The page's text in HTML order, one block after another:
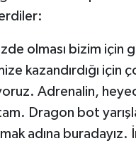
olması bizim için
kazandırdığı için
Adrenalin,
Dragon bot
adına